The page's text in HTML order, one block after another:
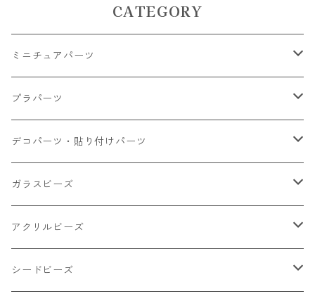
CATEGORY
ミニチュアパーツ
大きいパーツ グラス系
小さいパーツ グラス系
小物
カップ
プラパーツ
ナスカン カニカン
リング イヤリング パーツ
チェーンパーツ
プラチャーム
デコパーツ・貼り付けパーツ
食べ物系
キャンディ
ドーナツ
アニマル系
うさぎ
スライス棒
ガラスビーズ
ミレフィオリ
ランプワーク
アクリルビーズ
丸玉6㎜ ラウンド
シードビーズ